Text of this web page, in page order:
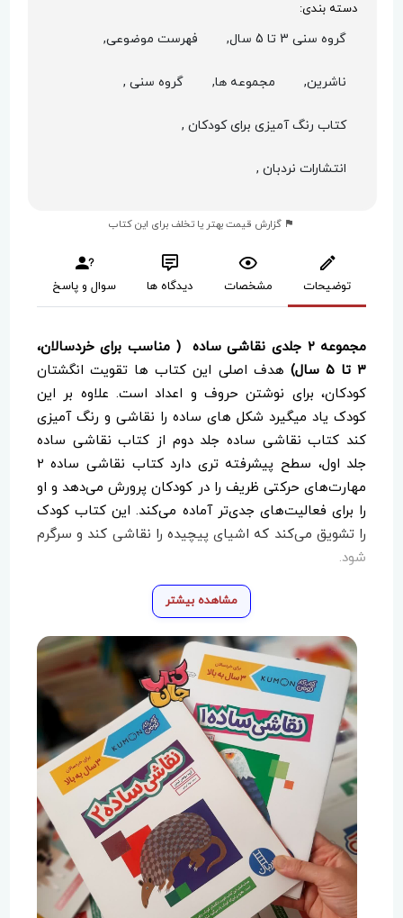
دسته بندی:
گروه سنی 3 تا 5 سال, فهرست موضوعی,
ناشرین, مجموعه ها, گروه سنی ,
کتاب رنگ آمیزی برای کودکان ,
انتشارات نردبان ,
گزارش قیمت بهتر یا تخلف برای این کتاب
توضیحات مشخصات دیدگاه ها سوال و پاسخ
مجموعه ۲ جلدی نقاشی ساده ( مناسب برای خردسالان،
۳ تا ۵ سال)
هدف اصلی این کتاب ها تقویت انگشتان
کودکان، برای نوشتن حروف و اعداد است. علاوه بر این
کودک یاد میگیرد شکل های ساده را نقاشی و رنگ آمیزی
کند کتاب نقاشی ساده جلد دوم از کتاب نقاشی ساده
جلد اول، سطح پیشرفته تری دارد کتاب نقاشی ساده 2
مهارت‌های حرکتی ظریف را در کودکان پرورش می‌دهد و او
را برای فعالیت‌های جدی‌تر آماده می‌کند. این کتاب کودک
را تشویق می‌کند که اشیای پیچیده را نقاشی کند و سرگرم
شود.
مشاهده بیشتر